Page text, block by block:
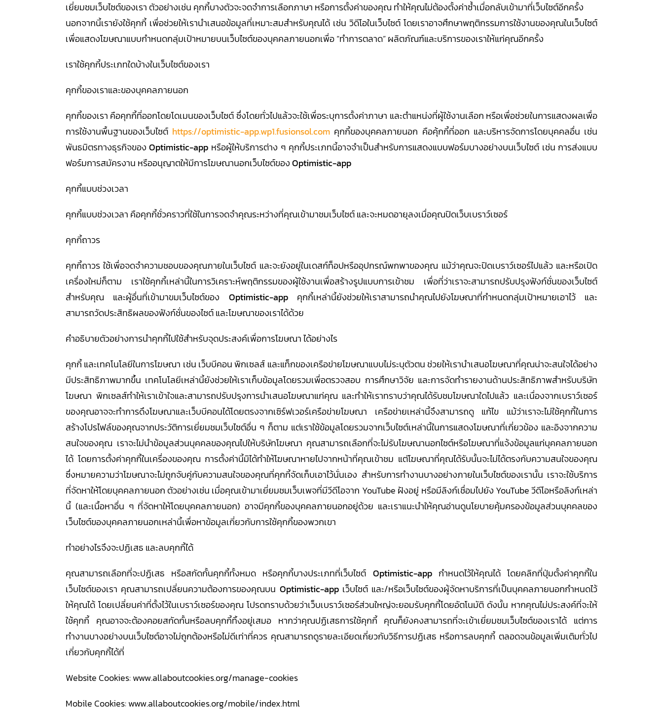
เยี่ยมชมเว็บไซต์ของเรา ตัวอย่างเช่น คุกกี้บางตัวจะจดจำการเลือกภาษา หรือการตั้งค่าของคุณ ทำให้คุณไม่ต้องตั้งค่าซ้ำเมื่อกลับเข้ามาที่เว็บไซต์อีกครั้ง
นอกจากนี้เรายังใช้คุกกี้ เพื่อช่วยให้เรานำเสนอข้อมูลที่เหมาะสมสำหรับคุณได้ เช่น วิดีโอในเว็บไซต์ โดยเราอาจศึกษาพฤติกรรมการใช้งานของคุณในเว็บไซต์
เพื่อแสดงโฆษณาแบบกำหนดกลุ่มเป้าหมายบนเว็บไซต์ของบุคคลภายนอกเพื่อ “ทำการตลาด” ผลิตภัณฑ์และบริการของเราให้แก่คุณอีกครั้ง
เราใช้คุกกี้ประเภทใดบ้างในเว็บไซต์ของเรา
คุกกี้ของเราและของบุคคลภายนอก
คุกกี้ของเรา คือคุกกี้ที่ออกโดยโดเมนของเว็บไซต์ ซึ่งโดยทั่วไปแล้วจะใช้เพื่อระบุการตั้งค่าภาษา และตำแหน่งที่ผู้ใช้งานเลือก หรือเพื่อช่วยในการแสดงผลเพื่อ
การใช้งานพื้นฐานของเว็บไซต์ https://optimistic-app.wp1.fusionsol.comคุกกี้ของบุคคลภายนอก คือคุ้กกี้ที่ออก และบริหารจัดการโดยบุคคลอื่น เช่น
พันธมิตรทางธุรกิจของOptimistic-app หรือผู้ให้บริการต่าง ๆ คุกกี้ประเภทนี้อาจจำเป็นสำหรับการแสดงแบบฟอร์มบางอย่างบนเว็บไซต์ เช่น การส่งแบบ
ฟอร์มการสมัครงาน หรืออนุญาตให้มีการโฆษณานอกเว็บไซต์ของOptimistic-app
คุกกี้แบบช่วงเวลา
คุกกี้แบบช่วงเวลา คือคุกกี้ชั่วคราวที่ใช้ในการจดจำคุณระหว่างที่คุณเข้ามาชมเว็บไซต์ และจะหมดอายุลงเมื่อคุณปิดเว็บเบราว์เซอร์
คุกกี้ถาวร
คุกกี้ถาวร ใช้เพื่อจดจำความชอบของคุณภายในเว็บไซต์ และจะยังอยู่ในเดสก์ท็อปหรืออุปกรณ์พกพาของคุณ แม้ว่าคุณจะปิดเบราว์เซอร์ไปแล้ว และหรือเปิด
เครื่องใหม่ก็ตาม เราใช้คุกกี้เหล่านี้ในการวิเคราะหฺ์พฤติกรรมของผู้ใช้งานเพื่อสร้างรูปแบบการเข้าชม เพื่อที่ว่าเราจะสามารถปรับปรุงฟังก์ชั่นของเว็บไซต์
สำหรับคุณ และผู้อื่นที่เข้ามาขมเว็บไซต์ของ Optimistic-appคุกกี้เหล่านี้ยังช่วยให้เราสามารถนำคุณไปยังโฆษณาที่กำหนดกลุ่มเป้าหมายเอาไว้ และ
สามารถวัดประสิทธิผลของฟังก์ชั่นของไซต์ และโฆษณาของเราได้ด้วย
คำอธิบายตัวอย่างการนำคุกกี้ไปใช้สำหรับจุดประสงค์เพื่อการโฆษณา ได้อย่างไร
คุกกี้ และเทคโนโลยีในการโฆษณา เช่น เว็บบีคอน พิกเซลส์ และแท็กของเครือข่ายโฆษณาแบบไม่ระบุตัวตน ช่วยให้เรานำเสนอโฆษณาที่คุณน่าจะสนใจได้อย่าง
มีประสิทธิภาพมากขึ้น เทคโนโลยีเหล่านี้ยังช่วยให้เราเก็บข้อมูลโดยรวมเพื่อตรวจสอบ การศึกษาวิจัย และการจัดทำรายงานด้านประสิทธิภาพสำหรับบริษัท
โฆษณา พิกเซลส์ทำให้เราเข้าใจและสามารถปรับปรุงการนำเสนอโฆษณาแก่คุณ และทำให้เราทราบว่าคุณได้รับชมโฆษณาใดไปแล้ว และเนื่องจากเบราว์เซอร์
ของคุณอาจจะทำการดึงโฆษณาและเว็บบีคอนได้โดยตรงจากเซิร์ฟเวอร์เครือข่ายโฆษณา เครือข่ายเหล่านี้จึงสามารถดู แก้ไข แม้ว่าเราจะไม่ใช้คุกกี้ในการ
สร้างโปรไฟล์ของคุณจากประวัติการเยี่ยมชมเว็บไซต์อื่น ๆ ก็ตาม แต่เราใช้ข้อมูลโดยรวมจากเว็บไซต์เหล่านี้ในการแสดงโฆษณาที่เกี่ยวข้อง และอิงจากความ
สนใจของคุณ เราจะไม่นำข้อมูลส่วนบุคคลของคุณไปให้บริษัทโฆษณา คุณสามารถเลือกที่จะไม่รับโฆษณานอกไซต์หรือโฆษณาที่แจ้งข้อมูลแก่บุคคลภายนอก
ได้ โดยการตั้งค่าคุกกี้ในเครื่องของคุณ การตั้งค่านี้มิได้ทำให้โฆษณาหายไปจากหน้าที่คุณเข้าชม แต่โฆษณาที่คุณได้รับนั้นจะไม่ได้ตรงกับความสนใจของคุณ
ซึ่งหมายความว่าโฆษณาจะไม่ถูกจับคู่กับความสนใจของคุณที่คุกกี้จัดเก็บเอาไว้นั่นเอง สำหรับการทำงานบางอย่างภายในเว็บไซต์ของเรานั้น เราจะใช้บริการ
ที่จัดหาให้โดยบุคคลภายนอก ตัวอย่างเช่น เมื่อคุณเข้ามาเยี่ยมชมเว็บเพจที่มีวีดีโอจาก YouTube ฝังอยู่ หรือมีลิงก์เชื่อมไปยัง YouTube วีดีโอหรือลิงก์เหล่า
นี้ (และเนื้อหาอื่น ๆ ที่จัดหาให้โดยบุคคลภายนอก) อาจมีคุกกี้ของบุคคลภายนอกอยู่ด้วย และเราแนะนำให้คุณอ่านดูนโยบายคุ้มครองข้อมูลส่วนบุคคลของ
เว็บไซต์ของบุคคลภายนอกเหล่านี้เพื่อหาข้อมูลเกี่ยวกับการใช้คุกกี้ของพวกเขา
ทำอย่างไรจึงจะปฏิเสธ และลบคุกกี้ได้
คุณสามารถเลือกที่จะปฏิเสธ หรือสกัดกั้นคุกกี้ทั้งหมด หรือคุกกี้บางประเภทที่เว็บไซต์ Optimistic-appกำหนดไว้ให้คุณได้ โดยคลิกที่ปุ่มตั้งค่าคุกกี้ใน
เว็บไซต์ของเรา คุณสามารถเปลี่ยนความต้องการของคุณบน Optimistic-app เว็บไซต์ และ/หรือเว็บไซต์ของผู้จัดหาบริการที่เป็นบุคคลภายนอกกำหนดไว้
ให้คุณได้ โดยเปลี่ยนค่าที่ตั้งไว้ในเบราว์เซอร์ของคุณ โปรดทราบด้วยว่าเว็บเบราว์เซอร์ส่วนใหญ่จะยอมรับคุกกี้โดยอัตโนมัติ ดังนั้น หากคุณไม่ประสงค์ที่จะให้
ใช้คุกกี้ คุณอาจจะต้องคอยสกัดกั้นหรือลบคุกกี้ทิ้งอยู่เสมอ หากว่าคุณปฏิเสธการใช้คุกกี้ คุณก็ยังคงสามารถที่จะเข้าเยี่ยมชมเว็บไซต์ของเราได้ แต่การ
ทำงานบางอย่างบนเว็บไซต์อาจไม่ถูกต้องหรือไม่ดีเท่าที่ควร คุณสามารถดูรายละเอียดเกี่ยวกับวิธีการปฏิเสธ หรือการลบคุกกี้ ตลอดจนข้อมูลเพิ่มเติมทั่วไป
เกี่ยวกับคุกกี้ได้ที่
Website Cookies: www.allaboutcookies.org/manage-cookies
Mobile Cookies: www.allaboutcookies.org/mobile/index.html